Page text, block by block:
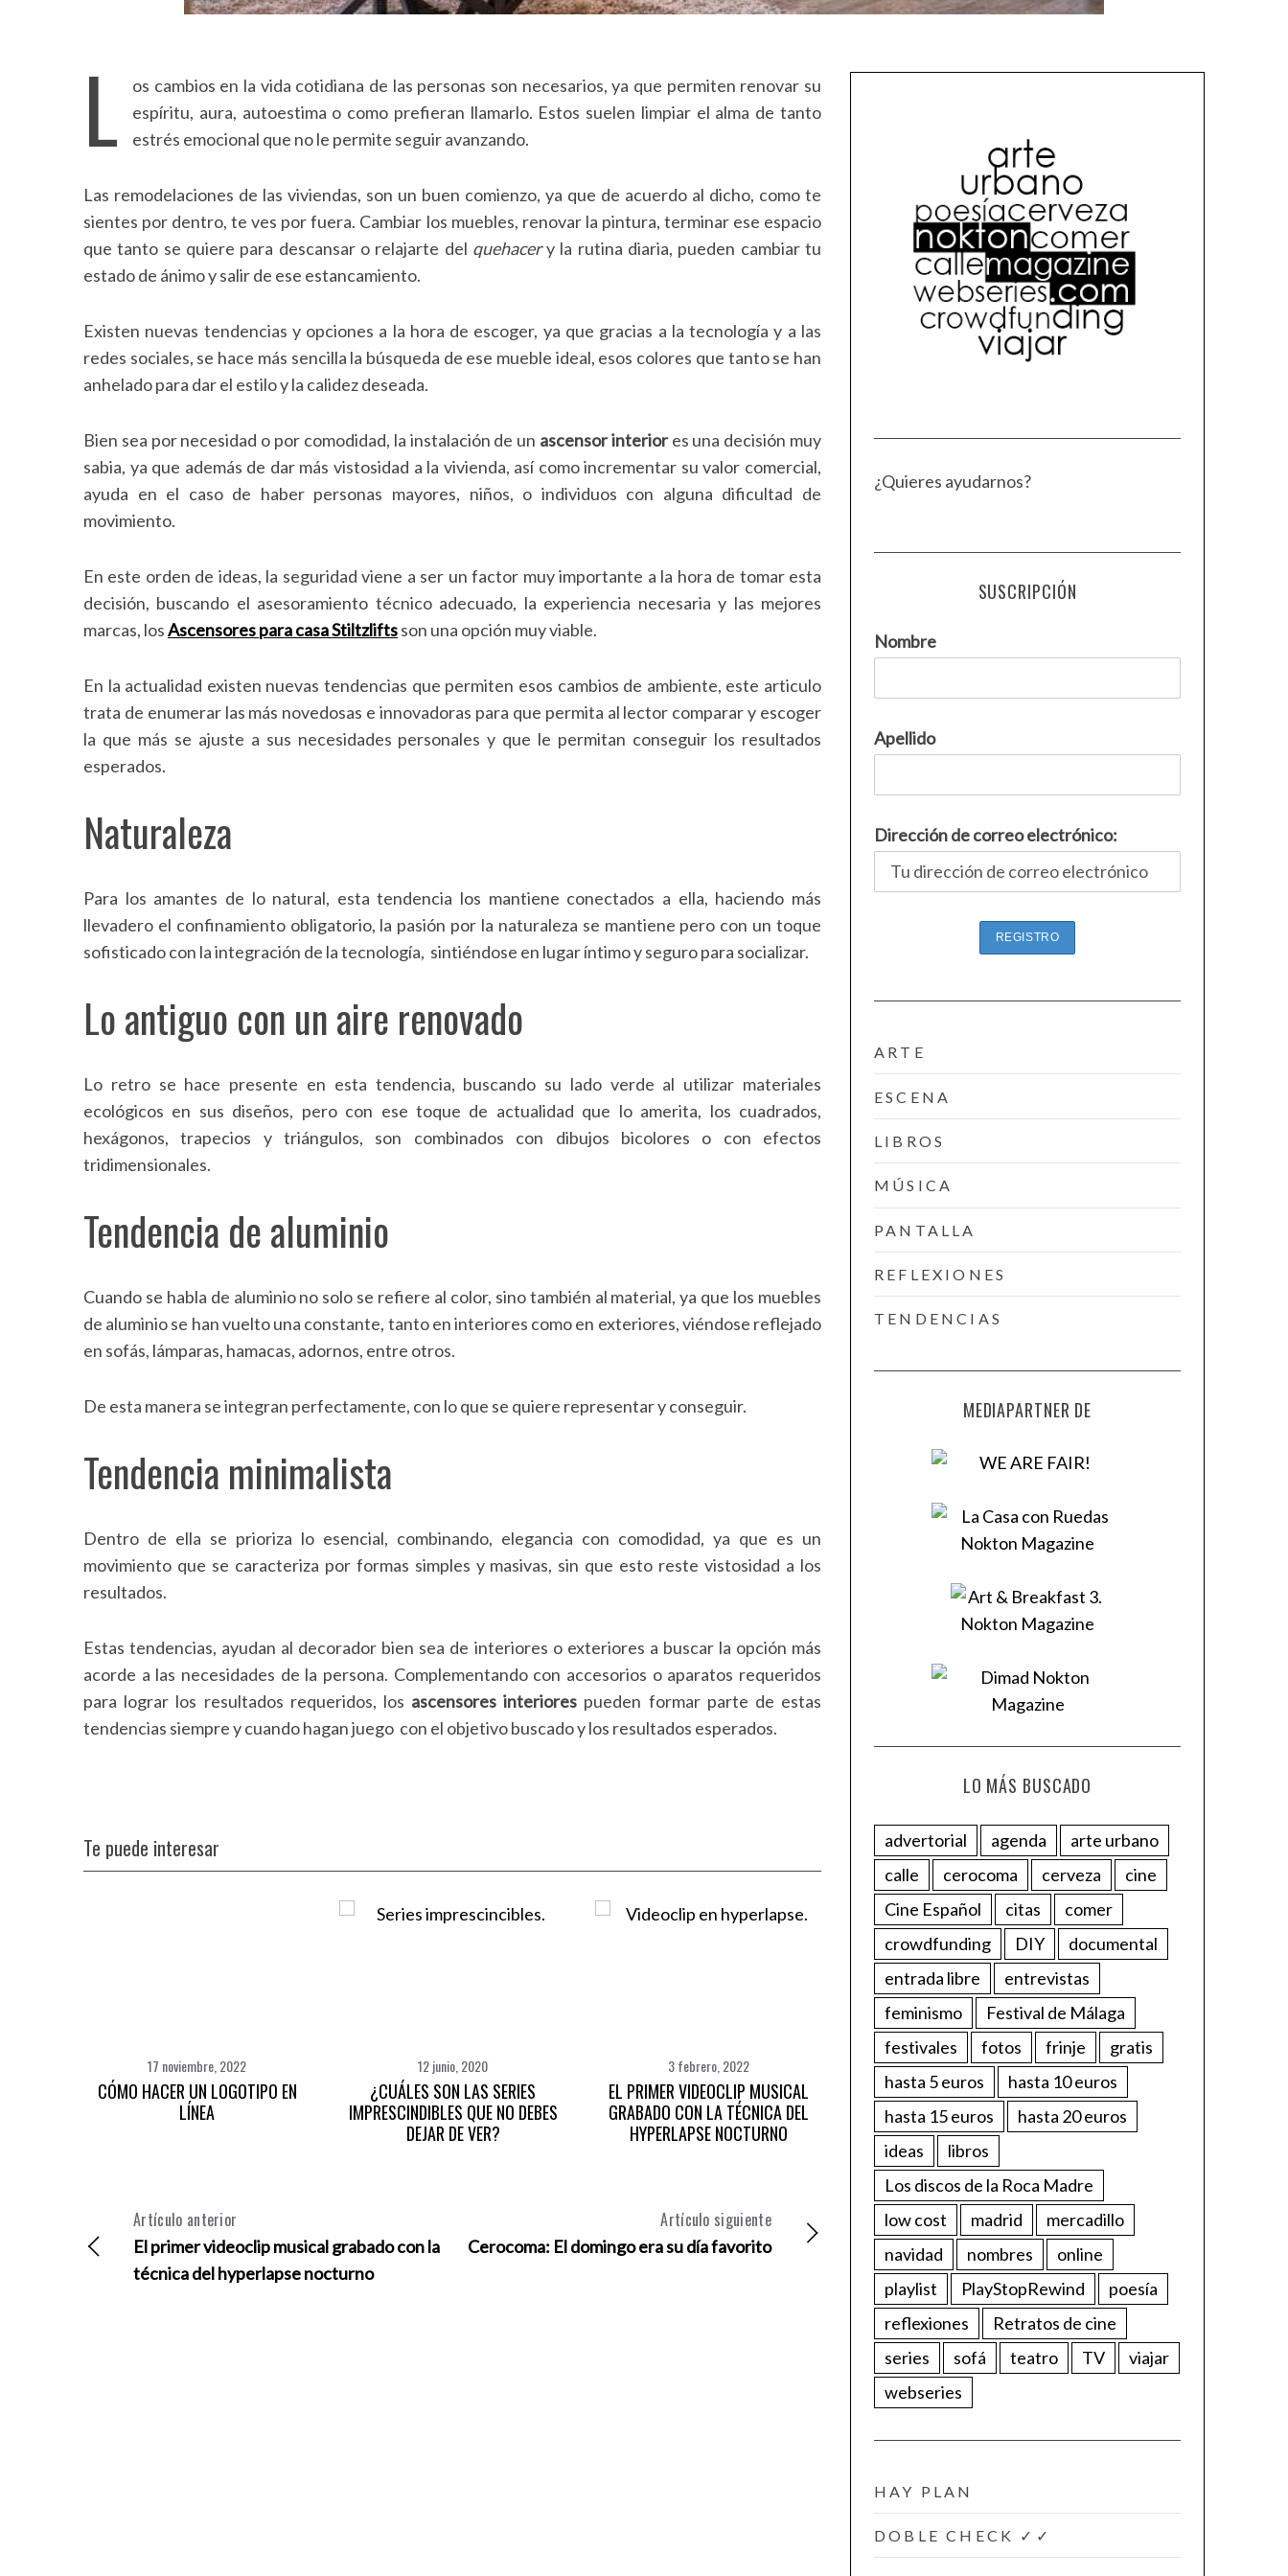
L
os cambios en la vida cotidiana de las personas son necesarios, ya que permiten renovar su
espíritu, aura, autoestima o como prefieran llamarlo. Estos suelen limpiar el alma de tanto
estrés emocional que no le permite seguir avanzando.
Las remodelaciones de las viviendas, son un buen comienzo, ya que de acuerdo al dicho, como te
sientes por dentro, te ves por fuera. Cambiar los muebles, renovar la pintura, terminar ese espacio
que tanto se quiere para descansar o relajarte del quehacery la rutina diaria, pueden cambiar tu
estado de ánimo y salir de ese estancamiento.
Existen nuevas tendencias y opciones a la hora de escoger, ya que gracias a la tecnología y a las
redes sociales, se hace más sencilla la búsqueda de ese mueble ideal, esos colores que tanto se han
anhelado para dar el estilo y la calidez deseada.
Bien sea por necesidad o por comodidad, la instalación de un ascensor interiores una decisión muy
sabia, ya que además de dar más vistosidad a la vivienda, así como incrementar su valor comercial,
ayuda en el caso de haber personas mayores, niños, o individuos con alguna dificultad de
movimiento.
En este orden de ideas, la seguridad viene a ser un factor muy importante a la hora de tomar esta
decisión, buscando el asesoramiento técnico adecuado, la experiencia necesaria y las mejores
marcas, losAscensores para casa Stiltzliftsson una opción muy viable.
En la actualidad existen nuevas tendencias que permiten esos cambios de ambiente, este articulo
trata de enumerar las más novedosas e innovadoras para que permita al lector comparar y escoger
la que más se ajuste a sus necesidades personales y que le permitan conseguir los resultados
esperados.
Naturaleza
Para los amantes de lo natural, esta tendencia los mantiene conectados a ella, haciendo más
llevadero el confinamiento obligatorio, la pasión por la naturaleza se mantiene pero con un toque
sofisticado con la integración de la tecnología, sintiéndose en lugar íntimo y seguro para socializar.
Lo antiguo con un aire renovado
Lo retro se hace presente en esta tendencia, buscando su lado verde al utilizar materiales
ecológicos en sus diseños, pero con ese toque de actualidad que lo amerita, los cuadrados,
hexágonos, trapecios y triángulos, son combinados con dibujos bicolores o con efectos
tridimensionales.
Tendencia de aluminio
Cuando se habla de aluminio no solo se refiere al color, sino también al material, ya que los muebles
de aluminio se han vuelto una constante, tanto en interiores como en exteriores, viéndose reflejado
en sofás, lámparas, hamacas, adornos, entre otros.
De esta manera se integran perfectamente, con lo que se quiere representar y conseguir.
Tendencia minimalista
Dentro de ella se prioriza lo esencial, combinando, elegancia con comodidad, ya que es un
movimiento que se caracteriza por formas simples y masivas, sin que esto reste vistosidad a los
resultados.
Estas tendencias, ayudan al decorador bien sea de interiores o exteriores a buscar la opción más
acorde a las necesidades de la persona. Complementando con accesorios o aparatos requeridos
para lograr los resultados requeridos, los ascensores interiores pueden formar parte de estas
tendencias siempre y cuando hagan juego con el objetivo buscado y los resultados esperados.
Te puede interesar
17 noviembre, 2022
CÓMO HACER UN LOGOTIPO EN
LÍNEA
12 junio, 2020
¿CUÁLES SON LAS SERIES
IMPRESCINDIBLES QUE NO DEBES
DEJAR DE VER?
3 febrero, 2022
EL PRIMER VIDEOCLIP MUSICAL
GRABADO CON LA TÉCNICA DEL
HYPERLAPSE NOCTURNO
Artículo anterior
El primer videoclip musical grabado con la
técnica del hyperlapse nocturno
Artículo siguiente
Cerocoma: El domingo era su día favorito
¿Quieres ayudarnos?
SUSCRIPCIÓN
Nombre
Apellido
Dirección de correo electrónico:
ARTE
ESCENA
LIBROS
MÚSICA
PANTALLA
REFLEXIONES
TENDENCIAS
MEDIAPARTNER DE
LO MÁS BUSCADO
advertorial agenda
arte urbano
calle
cerocoma cerveza
cine
Cine Español
citas
comer
crowdfunding
DIY
documental
entrada libre
entrevistas
feminismo
Festival de Málaga
festivales
fotos frinje
gratis
hasta 5 euros
hasta 10 euros
hasta 15 euros
hasta 20 euros
ideas
libros
Los discos de la Roca Madre
low cost
madrid
mercadillo
navidad
nombres
online
playlist
PlayStopRewind
poesía
reflexiones
Retratos de cine
series
sofá teatro TV
viajar
webseries
HAY PLAN
DOBLE CHECK ✓✓
S
r
c
o
: